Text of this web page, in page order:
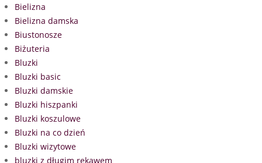
Bielizna
Bielizna damska
Biustonosze
Biżuteria
Bluzki
Bluzki basic
Bluzki damskie
Bluzki hiszpanki
Bluzki koszulowe
Bluzki na co dzień
Bluzki wizytowe
bluzki z długim rękawem